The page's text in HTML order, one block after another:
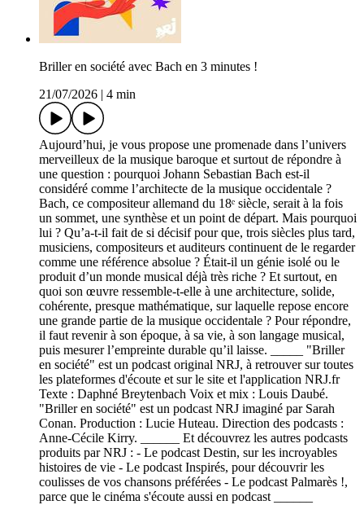
Briller en société avec Bach en 3 minutes !
21/07/2026
4 min
Aujourd’hui, je vous propose une promenade dans l’univers
merveilleux de la musique baroque et surtout de répondre à
une question : pourquoi Johann Sebastian Bach est-il
considéré comme l’architecte de la musique occidentale ?
Bach, ce compositeur allemand du 18ᵉ siècle, serait à la fois
un sommet, une synthèse et un point de départ. Mais pourquoi
lui ? Qu’a-t-il fait de si décisif pour que, trois siècles plus tard,
musiciens, compositeurs et auditeurs continuent de le regarder
comme une référence absolue ? Était-il un génie isolé ou le
produit d’un monde musical déjà très riche ? Et surtout, en
quoi son œuvre ressemble-t-elle à une architecture, solide,
cohérente, presque mathématique, sur laquelle repose encore
une grande partie de la musique occidentale ? Pour répondre,
il faut revenir à son époque, à sa vie, à son langage musical,
puis mesurer l’empreinte durable qu’il laisse. _____ "Briller
en société" est un podcast original NRJ, à retrouver sur toutes
les plateformes d'écoute et sur le site et l'application NRJ.fr
Texte : Daphné Breytenbach Voix et mix : Louis Daubé.
"Briller en société" est un podcast NRJ imaginé par Sarah
Conan. Production : Lucie Huteau. Direction des podcasts :
Anne-Cécile Kirry. ______ Et découvrez les autres podcasts
produits par NRJ : - Le podcast Destin, sur les incroyables
histoires de vie - Le podcast Inspirés, pour découvrir les
coulisses de vos chansons préférées - Le podcast Palmarès !,
parce que le cinéma s'écoute aussi en podcast ______